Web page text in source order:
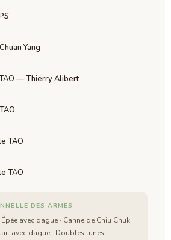
Yang
— Thierry Alibert
TAO
TAO
DES ARMES
avec dague · Canne de Chiu Chuk
avec dague · Doubles lunes ·